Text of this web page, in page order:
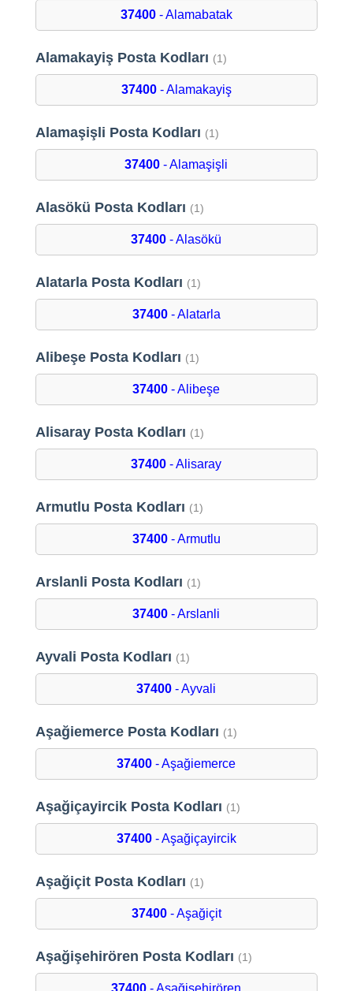
37400- Alamabatak
Alamakayiş Posta Kodları (1)
37400- Alamakayiş
Alamaşişli Posta Kodları (1)
37400 - Alamaşişli
Alasökü Posta Kodları (1)
37400 - Alasökü
Alatarla Posta Kodları (1)
37400- Alatarla
Alibeşe Posta Kodları (1)
37400 - Alibeşe
Alisaray Posta Kodları (1)
37400 - Alisaray
Armutlu Posta Kodları (1)
37400- Armutlu
Arslanli Posta Kodları (1)
37400 - Arslanli
Ayvali Posta Kodları (1)
37400 - Ayvali
Aşağiemerce Posta Kodları (1)
37400 - Aşağiemerce
Aşağiçayircik Posta Kodları (1)
37400- Aşağiçayircik
Aşağiçit Posta Kodları (1)
37400- Aşağiçit
Aşağişehirören Posta Kodları (1)